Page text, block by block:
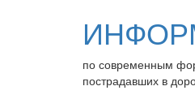
по современным
пострадавших в